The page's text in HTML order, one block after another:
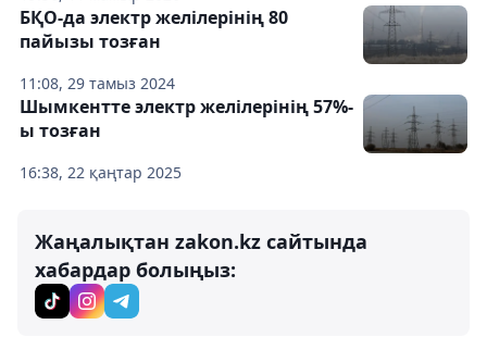
11:08, 29 тамыз 2024
БҚО-да электр желілерінің 80
пайызы тозған
16:38, 22 қаңтар 2025
Шымкентте электр желілерінің 57%-
ы тозған
Жаңалықтан zakon.kz сайтында
хабардар болыңыз: